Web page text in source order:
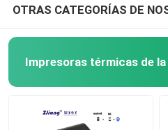
Impresora del papel A4
Máquina de la posición de
OTRAS CATEGORÍAS DE
Impresoras térmicas de